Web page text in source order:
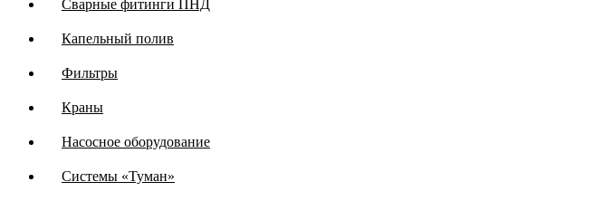
Сварные фитинги ПНД
Капельный полив
Фильтры
Краны
Насосное оборудование
Системы «Туман»